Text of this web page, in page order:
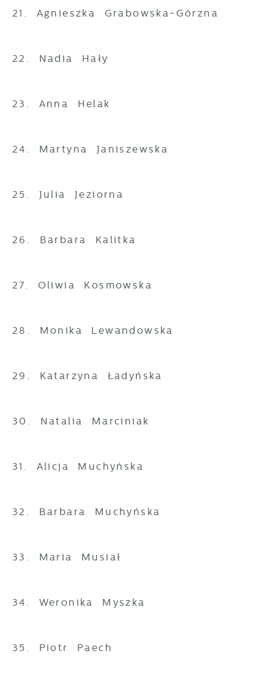
21. Agnieszka Grabowska-Górzna
22. Nadia Hały
23. Anna Helak
24. Martyna Janiszewska
25. Julia Jeziorna
26. Barbara Kalitka
27. Oliwia Kosmowska
28. Monika Lewandowska
29. Katarzyna Ładyńska
30. Natalia Marciniak
31. Alicja Muchyńska
32. Barbara Muchyńska
33. Maria Musiał
34. Weronika Myszka
35. Piotr Paech